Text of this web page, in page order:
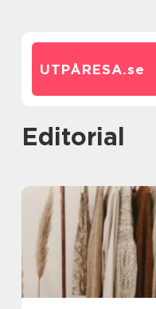
UTPÅRESA.se
editorial